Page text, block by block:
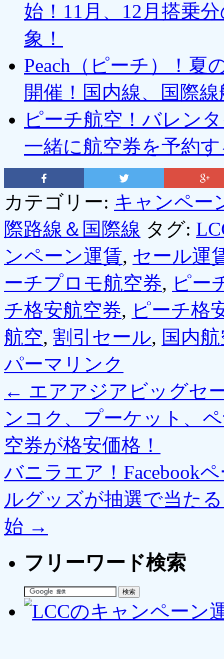
始！11月、12月搭乗
象！
Peach（ピーチ）！夏
開催！国内線、国際
ピーチ航空！バレン
一緒に航空券を予約
カテゴリー: キャンペー
際路線＆国際線 タグ:
ンペーン運賃, セール運
ーチプロモ航空券, ピー
チ格安航空券, ピーチ格
航空, 割引セール, 国内
パーマリンク
← エアアジアビッグセ
ンコク、プーケット、
空券が格安価格！
バニラエア！Facebook
ルグッズが抽選で当た
始 →
フリーワード検索